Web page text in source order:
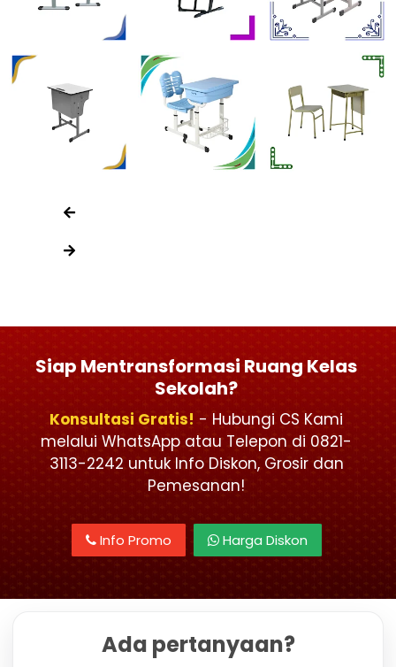
Siap Mentransformasi Ruang Kelas
Sekolah?
Konsultasi Gratis! - Hubungi CS Kami
melalui WhatsApp atau Telepon di 0821-
3113-2242 untuk Info Diskon, Grosir dan
Pemesanan!
Info Promo Harga Diskon
Ada pertanyaan?